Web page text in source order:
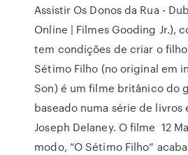
Assistir Os Donos da Rua -
Online | Filmes Gooding Jr.),
tem condições de criar o
Sétimo Filho (no original em
Son) é um filme britânico do
baseado numa série de livros
Joseph Delaney. O filme 12
modo, “O Sétimo Filho”